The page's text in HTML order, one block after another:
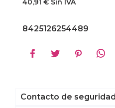
40,91 € Sin IVA
8425126254489
Contacto de seguridad